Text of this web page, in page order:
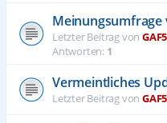
Meinungsumfrage
Letzter Beitrag von
Antworten: 1
Vermeintliches
Letzter Beitrag von